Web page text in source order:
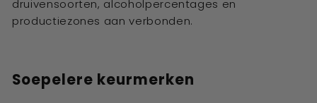
druivensoorten, alcoholpercentages en
productiezones aan verbonden.
Soepelere keurmerken